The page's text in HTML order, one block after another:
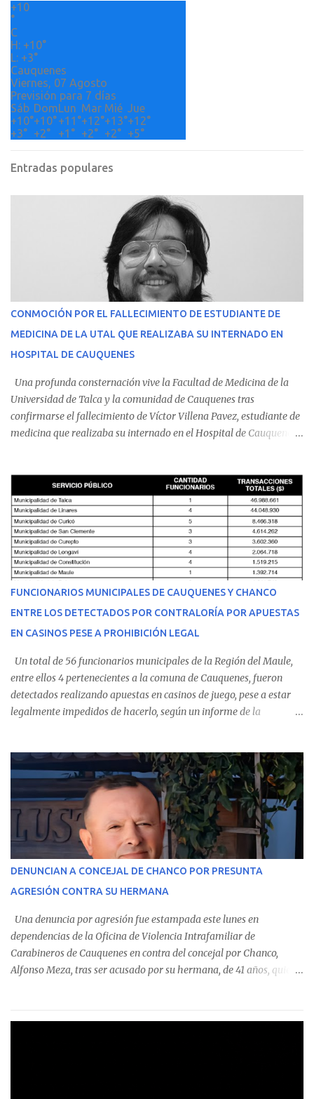
i
s
+10
°
C
H: +10°
L: +3°
Cauquenes
Viernes, 07 Agosto
Previsión para 7 días
Sáb DomLun Mar Mié Jue
+10°+10°+11°+12°+13°+12°
+3° +2° +1° +2° +2° +5°
Entradas populares
CONMOCIÓN POR EL FALLECIMIENTO DE ESTUDIANTE DE
MEDICINA DE LA UTAL QUE REALIZABA SU INTERNADO EN
HOSPITAL DE CAUQUENES
Una profunda consternación vive la Facultad de Medicina de la
Universidad de Talca y la comunidad de Cauquenes tras
confirmarse el fallecimiento de Víctor Villena Pavez, estudiante de
medicina que realizaba su internado en el Hospital de Cauquenes.
malestares físicos. Dada la complejidad de su estado de salud, el
equipo médico determinó su traslado de urgencia al Hospital
Regional de Talca y dado la urgencia la ambulancia partió hacia
Talca con escolta de Carabineros. En medio del traslado, el
estudiante de medicina de 25 años, se agravó y pese a los esfuerzos
del personal de emergencia terminó falleciendo, sin alcanzar a
recibir atención especializada en el centro de destino. Apenas se
conoció la gravedad de su condición, sus padres —residentes en
Villarrica— se trasladaron a Cauquenes con la esperanza de una
evolución favorable. No obstante, alrededo...
FUNCIONARIOS MUNICIPALES DE CAUQUENES Y CHANCO
ENTRE LOS DETECTADOS POR CONTRALORÍA POR APUESTAS
EN CASINOS PESE A PROHIBICIÓN LEGAL
Un total de 56 funcionarios municipales de la Región del Maule,
entre ellos 4 pertenecientes a la comuna de Cauquenes, fueron
detectados realizando apuestas en casinos de juego, pese a estar
legalmente impedidos de hacerlo, según un informe de la
estableció que estos funcionarios —quienes administran o
custodian fondos públicos— efectuaron transacciones por un
monto total de $116.075.918 entre enero de 2024 y junio de 2025.
En el detalle regional, se indica que en la comuna de Cauquenes se
identificó a cuatro funcionarios involucrados en este tipo de
operaciones. Asimismo, se precisa que uno de los casos
corresponde a un funcionario de la Municipalidad de Chanco,
detectaron incumplimientos a la normativa vigente. El informe
precisa que la mayor cantidad de dinero apostado se registró en
Talca, donde...
DENUNCIAN A CONCEJAL DE CHANCO POR PRESUNTA
AGRESIÓN CONTRA SU HERMANA
Una denuncia por agresión fue estampada este lunes en
dependencias de la Oficina de Violencia Intrafamiliar de
Carabineros de Cauquenes en contra del concejal por Chanco,
Alfonso Meza, tras ser acusado por su hermana, de 41 años, quien
relató que los hechos ocurrieron cerca de las 11:30 horas en el